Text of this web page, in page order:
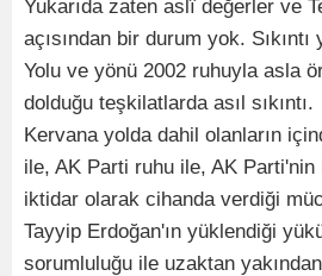
Yukarıda zaten aslî değerler ve
açısından bir durum yok. Sıkıntı
Yolu ve yönü 2002 ruhuyla asla
dolduğu teşkilatlarda asıl sıkıntı.
Kervana yolda dahil olanların
ile, AK Parti ruhu ile, AK
iktidar olarak cihanda verdiği
Tayyip Erdoğan'ın yüklendiği
sorumluluğu ile uzaktan